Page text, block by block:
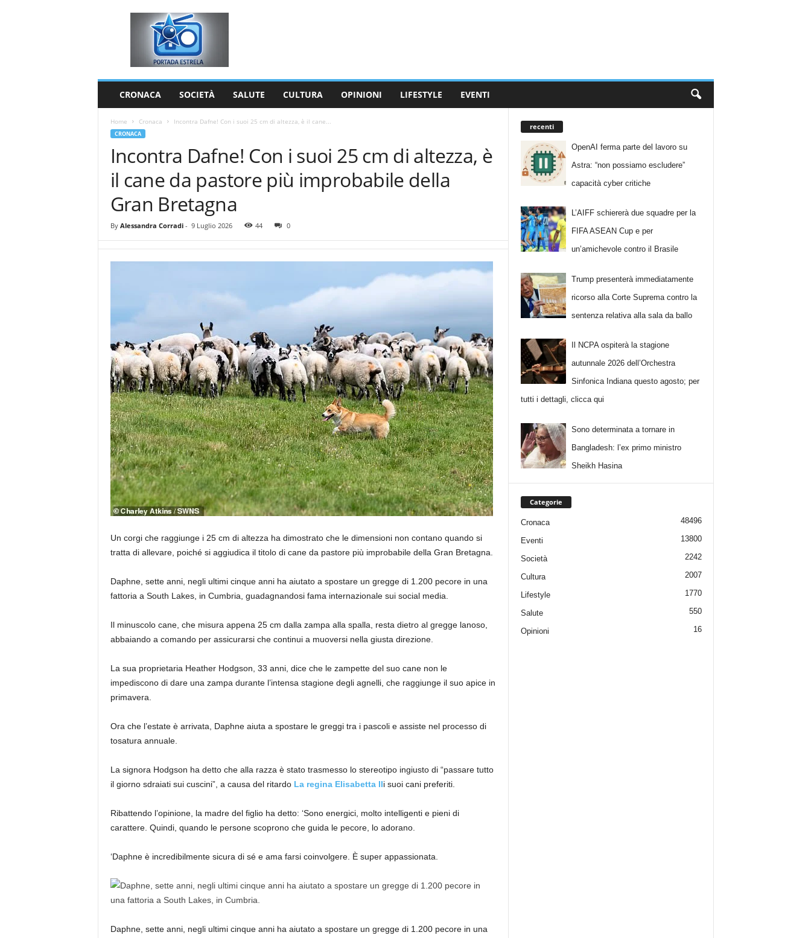
CRONACA SOCIETÀ SALUTE CULTURA OPINIONI LIFESTYLE EVENTI
Home Cronaca Incontra Dafne! Con i suoi 25 cm di altezza, è il cane...
CRONACA
Incontra Dafne! Con i suoi 25 cm di altezza, è
il cane da pastore più improbabile della
Gran Bretagna
By Alessandra Corradi- 9 Luglio 2026 44 0
Un corgi che raggiunge i 25 cm di altezza ha dimostrato che le dimensioni non contano quando si
tratta di allevare, poiché si aggiudica il titolo di cane da pastore più improbabile della Gran Bretagna.
Daphne, sette anni, negli ultimi cinque anni ha aiutato a spostare un gregge di 1.200 pecore in una
fattoria a South Lakes, in Cumbria, guadagnandosi fama internazionale sui social media.
Il minuscolo cane, che misura appena 25 cm dalla zampa alla spalla, resta dietro al gregge lanoso,
abbaiando a comando per assicurarsi che continui a muoversi nella giusta direzione.
La sua proprietaria Heather Hodgson, 33 anni, dice che le zampette del suo cane non le
impediscono di dare una zampa durante l’intensa stagione degli agnelli, che raggiunge il suo apice in
primavera.
Ora che l’estate è arrivata, Daphne aiuta a spostare le greggi tra i pascoli e assiste nel processo di
tosatura annuale.
La signora Hodgson ha detto che alla razza è stato trasmesso lo stereotipo ingiusto di “passare tutto
il giorno sdraiati sui cuscini”, a causa del ritardo La regina Elisabetta IIi suoi cani preferiti.
Ribattendo l’opinione, la madre del figlio ha detto: ‘Sono energici, molto intelligenti e pieni di
carattere. Quindi, quando le persone scoprono che guida le pecore, lo adorano.
‘Daphne è incredibilmente sicura di sé e ama farsi coinvolgere. È super appassionata.
Daphne, sette anni, negli ultimi cinque anni ha aiutato a spostare un gregge di 1.200 pecore in una
recenti
OpenAI ferma parte del lavoro su
Astra: “non possiamo escludere”
capacità cyber critiche
L’AIFF schiererà due squadre per la
FIFA ASEAN Cup e per
un’amichevole contro il Brasile
Trump presenterà immediatamente
ricorso alla Corte Suprema contro la
sentenza relativa alla sala da ballo
Il NCPA ospiterà la stagione
autunnale 2026 dell’Orchestra
Sinfonica Indiana questo agosto; per
tutti i dettagli, clicca qui
Sono determinata a tornare in
Bangladesh: l’ex primo ministro
Sheikh Hasina
Categorie
Cronaca 48496
Eventi 13800
Società 2242
Cultura 2007
Lifestyle 1770
Salute 550
Opinioni 16